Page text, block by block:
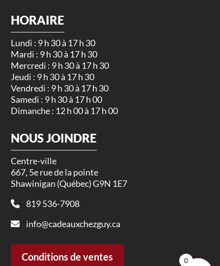
HORAIRE
Lundi : 9 h 30 à 17 h 30
Mardi : 9 h 30 à 17 h 30
Mercredi : 9 h 30 à 17 h 30
Jeudi : 9 h 30 à 17 h 30
Vendredi : 9 h 30 à 17 h 30
Samedi : 9 h 30 à 17 h 00
Dimanche : 12 h 00 à 17 h 00
NOUS JOINDRE
Centre-ville
667, 5e rue de la pointe
Shawinigan (Québec) G9N 1E7
819 536-7908
info@cadeauxchezguy.ca
Conditions de ventes 0